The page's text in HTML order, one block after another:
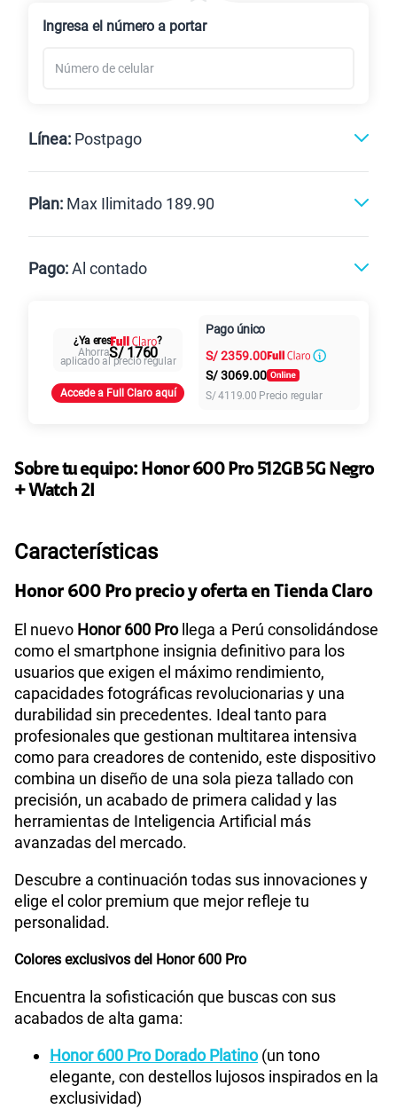
Ingresa el número a portar
Línea: Postpago
Postpago
Plan: Max Ilimitado 189.90
Paga solo
125GBen alta velocidad
79.90
155 GBen alta velocidad
Paga solo
110GBen alta velocidad
Paga solo
Paga solo S/ 159.90
Paga solo
185GBen alta velocidad
S/189.90
Paga solo
200GBen alta velocidad
S/289.90
Ver menos planes
Pago:Al contado
Al contado Cuotas Claro
intereses
¿Ya eres
?
AhorraS/ 1760
aplicado al precio regular
Accede a Full Claro aquí
Pago único
S/2359.00
S/3069.00
S/4119.00 Precio regular
Sobre tu equipo: Honor 600 Pro 512GB 5G Negro
+ Watch 2I
Características
Honor 600 Pro precio y oferta en Tienda Claro
El nuevo Honor 600 Prollega a Perú consolidándose
como el smartphone insignia definitivo para los
usuarios que exigen el máximo rendimiento,
capacidades fotográficas revolucionarias y una
durabilidad sin precedentes. Ideal tanto para
profesionales que gestionan multitarea intensiva
como para creadores de contenido, este dispositivo
combina un diseño de una sola pieza tallado con
precisión, un acabado de primera calidad y las
herramientas de Inteligencia Artificial más
avanzadas del mercado.
Descubre a continuación todas sus innovaciones y
elige el color premium que mejor refleje tu
personalidad.
Colores exclusivos del Honor 600 Pro
Encuentra la sofisticación que buscas con sus
acabados de alta gama:
Honor 600 Pro Dorado Platino(un tono
elegante, con destellos lujosos inspirados en la
exclusividad)